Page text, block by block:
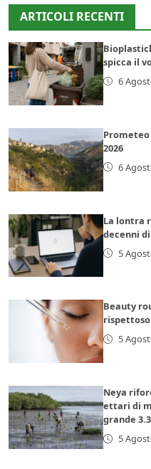
ARTICOLI RECENTI
spicca il
6
2026
6
La lontra
decenni di
5
Beauty
5
Neya
ettari di
grande
5